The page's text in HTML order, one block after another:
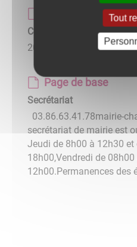
Page de base
Compte-rendus de Conseil
2026
Page de base
Secrétariat
03.86.63.41.78mairie-
secrétariat de mairie est
Jeudi de 8h00 à 12h30 et
18h00,Vendredi de 08h00
12h00.Permanences des
Tout